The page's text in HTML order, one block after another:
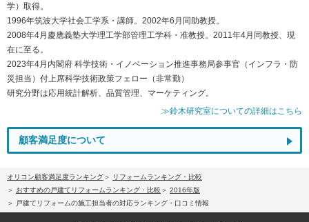
学）取得。
1996年筑波大学社会工学系・講師。2002年6月同助教授。
2008年4月慶應義塾大学理工学部管理工学科・准教授。2011年4月同教授、現
在に至る。
2023年4月内閣府 科学技術・イノベーション推進事務局参事官（インフラ・防
災担当）付上席科学技術政策フェロー（非常勤）
研究分野は応用統計解析、品質管理、マーケティング。
≫鈴木研究室についての詳細はこちら
顧客満足度について
オリコン顧客満足度ランキング
リフォームランキング・比較
おすすめの戸建てリフォームランキング・比較
2016年版
戸建てリフォームの施工担当者の対応ランキング・口コミ情報